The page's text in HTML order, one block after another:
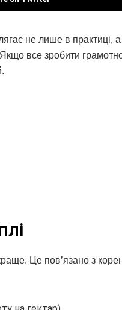
не лише в практиці,
все зробити
Це пов’язано з